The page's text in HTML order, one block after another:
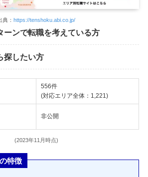
典：https://tenshoku.abi.co.jp/
ーンで転職を考えている方
探したい方
556件
(対応エリア全体：1,221)
非公開
(2023年11月時点)
特徴